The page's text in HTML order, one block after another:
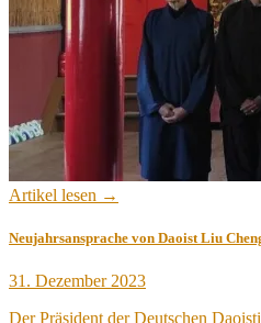
Artikel lesen →
Neujahrsansprache von Daoist Liu
Veröffentlicht
31. Dezember 2023
Der Präsident der Deutschen